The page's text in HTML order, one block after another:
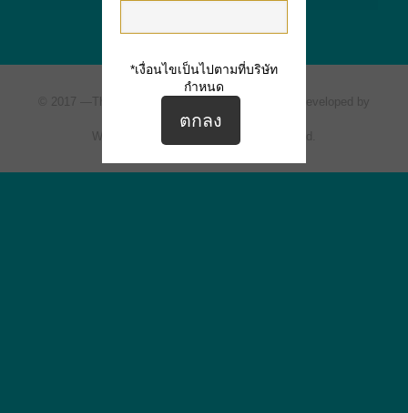
© 2017 — The Ville Express
All rights reserved. | Developed by
Siripat Estate One Co., Ltd.
Website Design by ArioMarketing Co., Ltd.
*เงื่อนไขเป็นไปตามที่บริษัท
กำหนด